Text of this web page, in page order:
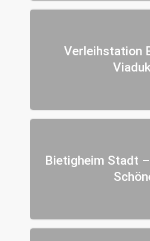
Verleihstation
Bietigheim Stadt